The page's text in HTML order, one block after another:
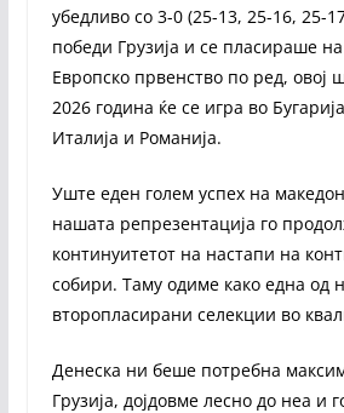
убедливо со 3-0 (25-13, 25-16, 25-
победи Грузија и се пласираше
Европско првенство по ред, овој
2026 година ќе се игра во
Италија и Романија.
Уште еден голем успех на
нашата репрезентација го
континуитетот на настапи на
собири. Таму одиме како една од
второпласирани селекции во
Денеска ни беше потребна
Грузија, дојдовме лесно до неа и